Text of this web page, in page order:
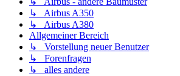
↳ Airbus A350
↳ Airbus A380
Allgemeiner Bereich
↳ Vorstellung neuer Benutzer
↳ Forenfragen
↳ alles andere